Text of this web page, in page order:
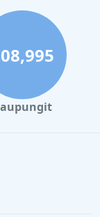
usein
kuten
mikä
ovat toinen
olla
tai
mikä